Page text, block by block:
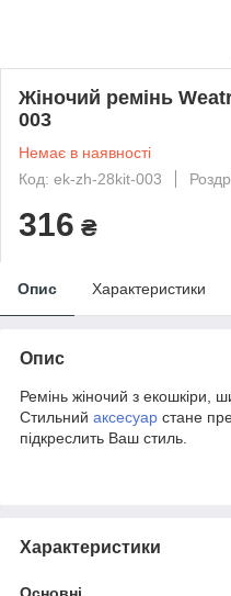
Жіночий ремінь
003
Немає в наявності
Код: ek-zh-28kit-003
316 ₴
Опис Характеристики
Опис
Ремінь жіночий з екошкіри,
Стильний аксесуар стане
підкреслить Ваш стиль.
Характеристики
Основні